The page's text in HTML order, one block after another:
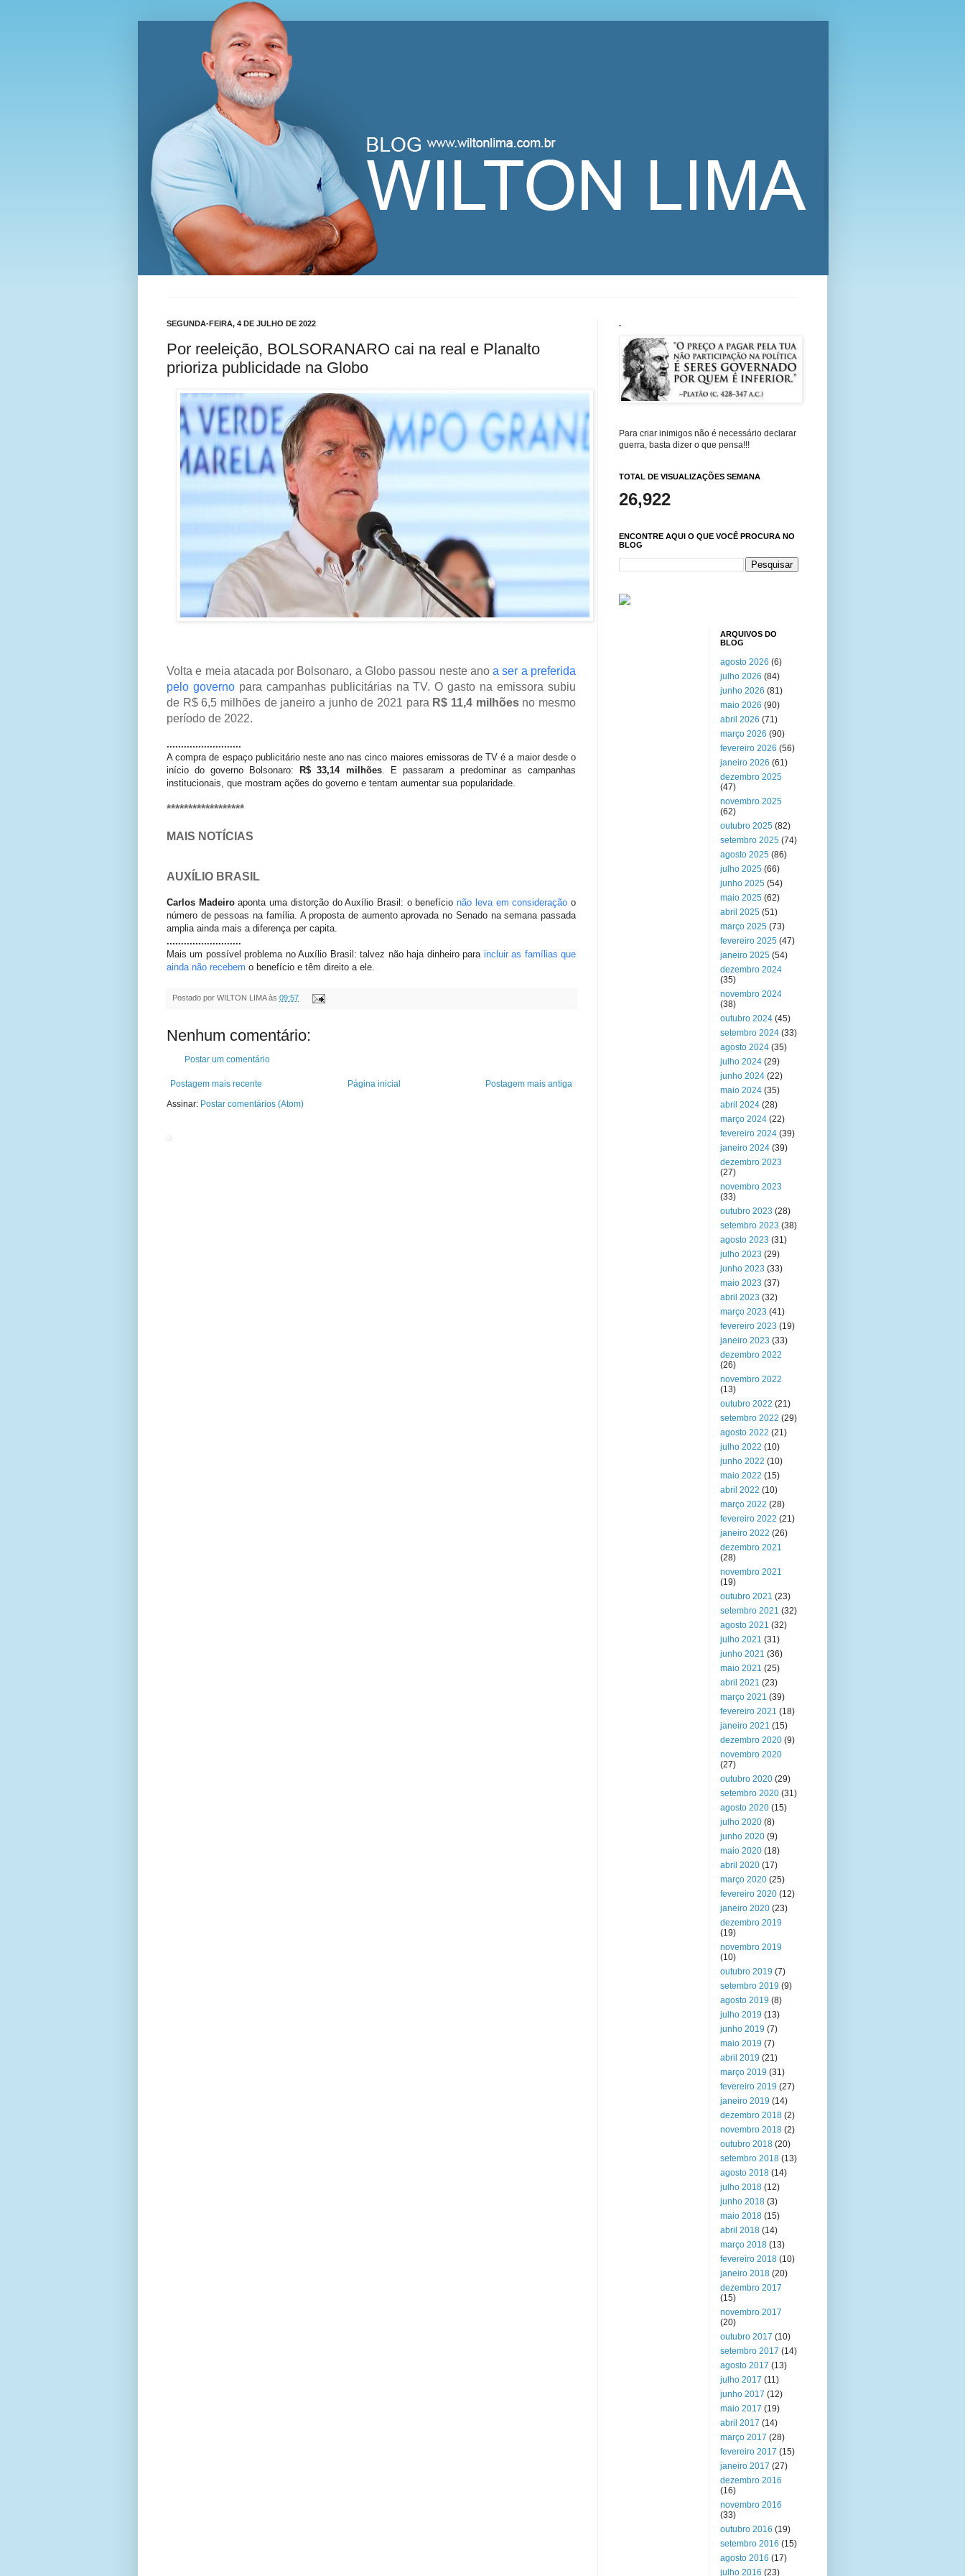
Blog Wilton Lima
SEGUNDA-FEIRA, 4 DE JULHO DE 2022
Por reeleição, BOLSORANARO cai na real e Planalto
prioriza publicidade na Globo
Volta e meia atacada por Bolsonaro, a Globo passou neste ano a ser a preferida
pelo governo para campanhas publicitárias na TV. O gasto na emissora subiu
de R$ 6,5 milhões de janeiro a junho de 2021 para R$ 11,4 milhões no mesmo
período de 2022.
..........................
A compra de espaço publicitário neste ano nas cinco maiores emissoras de TV é a maior desde o
início do governo Bolsonaro:
R$ 33,14 milhões. E passaram a predominar as campanhas
institucionais, que mostram ações do governo e tentam aumentar sua popularidade.
******************
MAIS NOTÍCIAS
AUXÍLIO BRASIL
Carlos Madeiroaponta uma distorção do Auxílio Brasil: o benefícionão leva em consideração o
número de pessoas na família. A proposta de aumento aprovada no Senado na semana passada
amplia ainda mais a diferença per capita.
..........................
Mais um possível problema no Auxílio Brasil: talvez não haja dinheiro para incluir as famílias que
ainda não recebem o benefício e têm direito a ele.
Postado por WILTON LIMA às 09:57
Nenhum comentário:
Postar um comentário
Postagem mais recente Postagem mais antiga
Página inicial
Assinar: Postar comentários (Atom)
.
Para criar inimigos não é necessário declarar
guerra, basta dizer o que pensa!!!
TOTAL DE VISUALIZAÇÕES SEMANA
26,922
ENCONTRE AQUI O QUE VOCÊ PROCURA NO
BLOG
ARQUIVOS DO
BLOG
agosto 2026 (6)
julho 2026 (84)
junho 2026 (81)
maio 2026 (90)
abril 2026 (71)
março 2026 (90)
fevereiro 2026 (56)
janeiro 2026 (61)
dezembro 2025
(47)
novembro 2025
(62)
outubro 2025 (82)
setembro 2025 (74)
agosto 2025 (86)
julho 2025 (66)
junho 2025 (54)
maio 2025 (62)
abril 2025 (51)
março 2025 (73)
fevereiro 2025 (47)
janeiro 2025 (54)
dezembro 2024
(35)
novembro 2024
(38)
outubro 2024 (45)
setembro 2024 (33)
agosto 2024 (35)
julho 2024 (29)
junho 2024 (22)
maio 2024 (35)
abril 2024 (28)
março 2024 (22)
fevereiro 2024 (39)
janeiro 2024 (39)
dezembro 2023
(27)
novembro 2023
(33)
outubro 2023 (28)
setembro 2023 (38)
agosto 2023 (31)
julho 2023 (29)
junho 2023 (33)
maio 2023 (37)
abril 2023 (32)
março 2023 (41)
fevereiro 2023 (19)
janeiro 2023 (33)
dezembro 2022
(26)
novembro 2022
(13)
outubro 2022 (21)
setembro 2022 (29)
agosto 2022 (21)
julho 2022 (10)
junho 2022 (10)
maio 2022 (15)
abril 2022 (10)
março 2022 (28)
fevereiro 2022 (21)
janeiro 2022 (26)
dezembro 2021
(28)
novembro 2021
(19)
outubro 2021 (23)
setembro 2021 (32)
agosto 2021 (32)
julho 2021 (31)
junho 2021 (36)
maio 2021 (25)
abril 2021 (23)
março 2021 (39)
fevereiro 2021 (18)
janeiro 2021 (15)
dezembro 2020 (9)
novembro 2020
(27)
outubro 2020 (29)
setembro 2020 (31)
agosto 2020 (15)
julho 2020 (8)
junho 2020 (9)
maio 2020 (18)
abril 2020 (17)
março 2020 (25)
fevereiro 2020 (12)
janeiro 2020 (23)
dezembro 2019
(19)
novembro 2019
(10)
outubro 2019 (7)
setembro 2019 (9)
agosto 2019 (8)
julho 2019 (13)
junho 2019 (7)
maio 2019 (7)
abril 2019 (21)
março 2019 (31)
fevereiro 2019 (27)
janeiro 2019 (14)
dezembro 2018 (2)
novembro 2018 (2)
outubro 2018 (20)
setembro 2018 (13)
agosto 2018 (14)
julho 2018 (12)
junho 2018 (3)
maio 2018 (15)
abril 2018 (14)
março 2018 (13)
fevereiro 2018 (10)
janeiro 2018 (20)
dezembro 2017
(15)
novembro 2017
(20)
outubro 2017 (10)
setembro 2017 (14)
agosto 2017 (13)
julho 2017 (11)
junho 2017 (12)
maio 2017 (19)
abril 2017 (14)
março 2017 (28)
fevereiro 2017 (15)
janeiro 2017 (27)
dezembro 2016
(16)
novembro 2016
(33)
outubro 2016 (19)
setembro 2016 (15)
agosto 2016 (17)
julho 2016 (23)